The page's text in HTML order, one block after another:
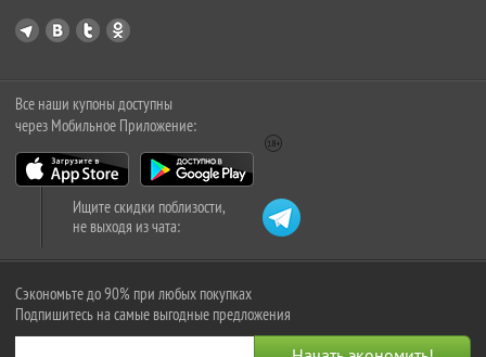
Все наши купоны доступны
через Мобильное Приложение:
Ищите скидки поблизости,
не выходя из чата:
Сэкономьте до 90% при любых покупках
Подпишитесь на самые выгодные предложения